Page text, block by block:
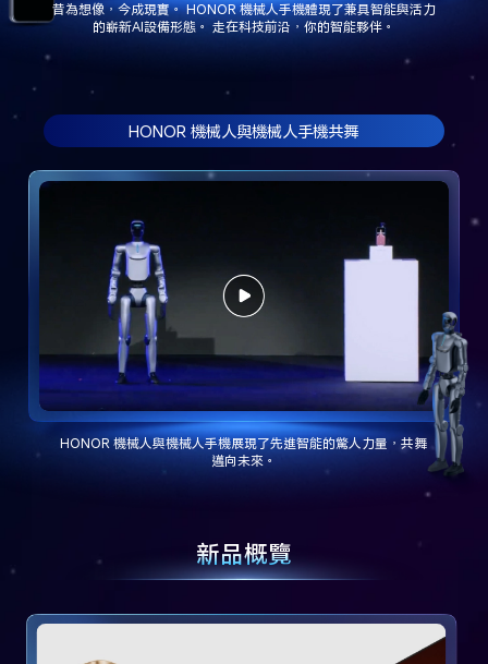
昔為想像，今成現實。 HONOR 機械人手機體現了兼具智能與活力
的嶄新AI設備形態。 走在科技前沿，你的智能夥伴。
HONOR 機械人與機械人手機共舞
HONOR 機械人與機械人手機展現了先進智能的驚人力量，共舞
邁向未來。
新品概覽